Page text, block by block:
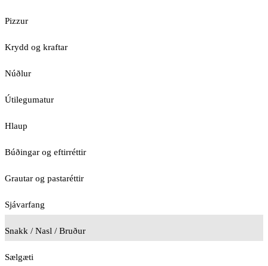
Pizzur
Krydd og kraftar
Núðlur
Útilegumatur
Hlaup
Búðingar og eftirréttir
Grautar og pastaréttir
Sjávarfang
Snakk / Nasl / Bruður
Sælgæti